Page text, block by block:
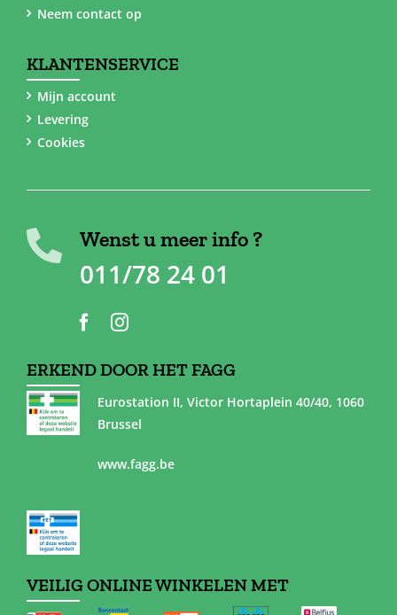
Neem contact op
KLANTENSERVICE
Mijn account
Levering
Cookies
Wenst u meer info ?
011/78 24 01
ERKEND DOOR HET FAGG
Eurostation II, Victor Hortaplein 40/40, 1060
Brussel
www.fagg.be
VEILIG ONLINE WINKELEN MET